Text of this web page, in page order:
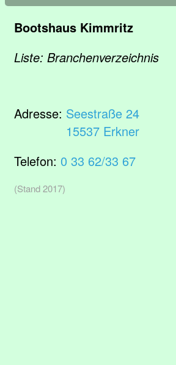
Bootshaus Kimmritz
Liste: Branchenverzeichnis
Adresse: Seestraße 24
15537 Erkner
Telefon: 0 33 62/33 67
(Stand 2017)